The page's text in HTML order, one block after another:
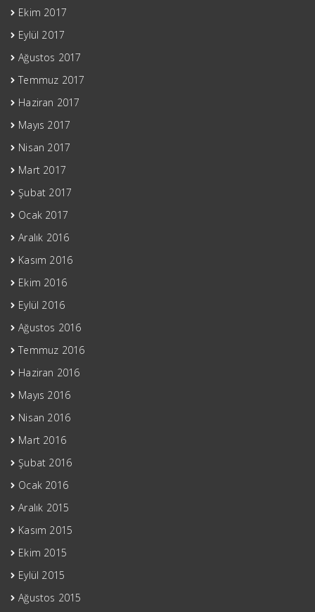
Ekim 2017
Eylül 2017
Ağustos 2017
Temmuz 2017
Haziran 2017
Mayıs 2017
Nisan 2017
Mart 2017
Şubat 2017
Ocak 2017
Aralık 2016
Kasım 2016
Ekim 2016
Eylül 2016
Ağustos 2016
Temmuz 2016
Haziran 2016
Mayıs 2016
Nisan 2016
Mart 2016
Şubat 2016
Ocak 2016
Aralık 2015
Kasım 2015
Ekim 2015
Eylül 2015
Ağustos 2015